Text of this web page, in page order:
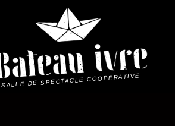
SALLE DE SPECTACLE COOPÉRATIVE